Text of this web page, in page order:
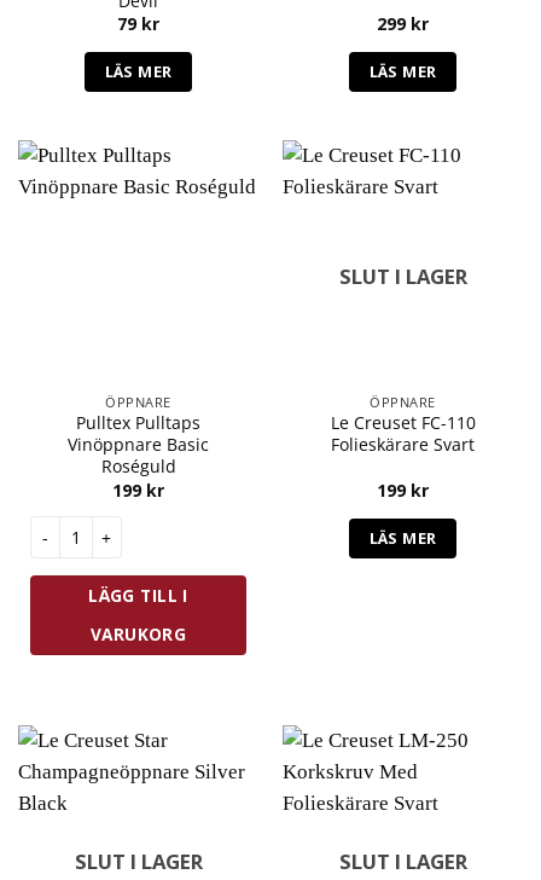
79 kr
LÄS MER
299 kr
LÄS MER
ÖPPNARE
Pulltex Pulltaps
Vinöppnare Basic
Roséguld
199 kr
Pulltex Pulltaps Vinöppnare Basic Roséguld mängd
LÄGG TILL I
VARUKORG
SLUT I LAGER
ÖPPNARE
Le Creuset FC-110
Folieskärare Svart
199 kr
LÄS MER
SLUT I LAGER SLUT I LAGER